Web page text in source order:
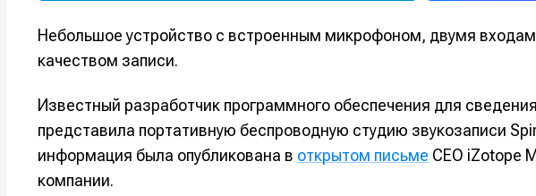
Небольшое устройство с встроенным микрофоном, двумя
качеством записи.
Известный разработчик программного обеспечения для
представила портативную беспроводную студию звукозаписи
информация была опубликована в открытом письме CEO iZotope
компании.